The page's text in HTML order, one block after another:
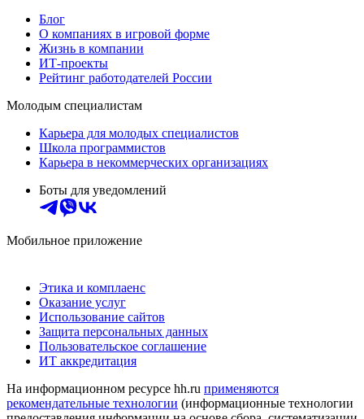
Блог
О компаниях в игровой форме
Жизнь в компании
ИТ-проекты
Рейтинг работодателей России
Молодым специалистам
Карьера для молодых специалистов
Школа программистов
Карьера в некоммерческих организациях
Боты для уведомлений
Мобильное приложение
Этика и комплаенс
Оказание услуг
Использование сайтов
Защита персональных данных
Пользовательское соглашение
ИТ аккредитация
На информационном ресурсе hh.ru применяются
рекомендательные технологии (информационные технологии